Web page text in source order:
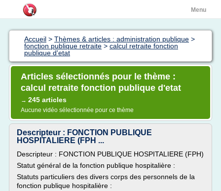
Menu
Accueil > Thèmes & articles : administration publique >
fonction publique retraite > calcul retraite fonction
publique d'etat
Articles sélectionnés pour le thème :
calcul retraite fonction publique d'etat
→ 245 articles
Aucune vidéo sélectionnée pour ce thème
Descripteur : FONCTION PUBLIQUE
HOSPITALIERE (FPH ...
Descripteur : FONCTION PUBLIQUE HOSPITALIERE (FPH)
Statut général de la fonction publique hospitalière :
Statuts particuliers des divers corps des personnels de la
fonction publique hospitalière :